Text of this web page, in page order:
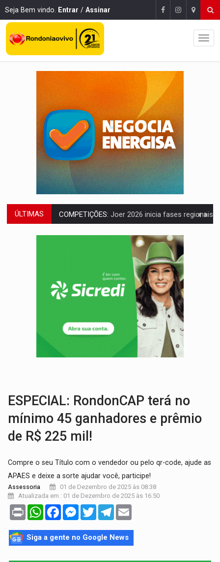
Seja Bem vindo. Entrar / Assinar
ÚLTIMAS COMPETIÇÕES: Joer 2026 inicia fases regionais e reúne mais de 7,3
PERIGO:Moradores denunciam escuridão e insegurança na Estrada
Reabertura de ação no TSE pode resultar em cassação de prefeita
APAE Porto Velho abre inscrições para
CLUBE DOS R$ 00,00: 21 candidatos declaram patrimônio zero em Rondônia
Ouro Preto do Oeste realiza Cavalgada da Expo Show
DESENVOLVIMENTO: Ideb avança nos anos iniciais do ensino
VULGO 'UNIÃO': Chefe de facção criminosa é preso durante
ESPECIAL: RondonCAP terá no
mínimo 45 ganhadores e prêmio
de R$ 225 mil!
Compre o seu Título com o vendedor ou pelo qr-code, ajude as
APAES e deixe a sorte ajudar você, participe!
Assessoria
01 de Dezembro de 2025 às 08:38
Atualizada em : 01 de Dezembro de 2025 às 16:50
Print WhatsAppFacebookMessenger
TwitterTelegram
Siga a gente no Google News